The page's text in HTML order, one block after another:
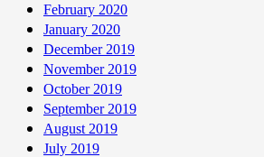
February 2020
January 2020
December 2019
November 2019
October 2019
September 2019
August 2019
July 2019